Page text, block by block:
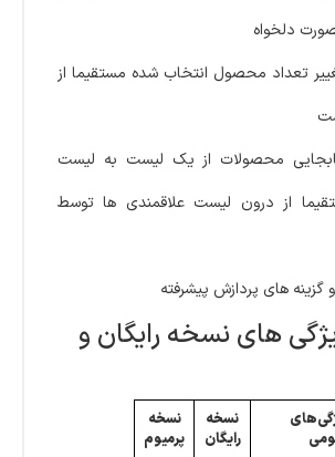
دلخواه
تعداد محصول انتخاب شده مستقیما از
محصولات از یک لیست به لیست
از درون لیست علاقمندی ها توسط
گزینه های پردازش پیشرفته
های نسخه رایگان و
نسخه
رایگان
نسخه
پرمیوم